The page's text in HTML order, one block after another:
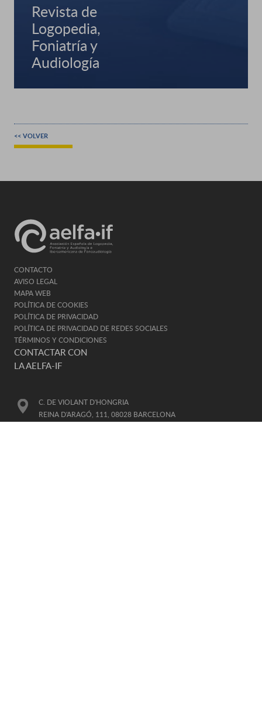
Revista de
Logopedia,
Foniatría y
Audiología
<< VOLVER
CONTACTO
AVISO LEGAL
MAPA WEB
POLÍTICA DE COOKIES
POLÍTICA DE PRIVACIDAD
POLÍTICA DE PRIVACIDAD DE REDES SOCIALES
TÉRMINOS Y CONDICIONES
CONTACTAR CON
LA AELFA-IF
C. DE VIOLANT D'HONGRIA
REINA D'ARAGÓ, 111, 08028 BARCELONA